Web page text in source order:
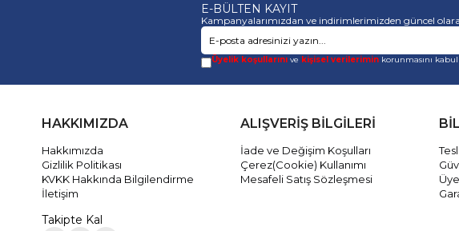
E-BÜLTEN KAYIT
Kampanyalarımızdan ve indirimlerimizden güncel
Üyelik koşullarını ve kişisel verilerimin korunmasını
HAKKIMIZDA
Hakkımızda
Gizlilik Politikası
KVKK Hakkında Bilgilendirme
İletişim
Takipte Kal
ALIŞVERİŞ BİLGİLERİ
İade ve Değişim Koşulları
Çerez(Cookie) Kullanımı
Mesafeli Satış Sözleşmesi